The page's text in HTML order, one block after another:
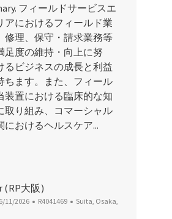
フィールドサービスエ
アにおけるフィールド業
修理、保守・請求業務等
足度の維持・向上に努
るビジネスの成長と利益
ちます。また、フィール
装置における臨床的な知
取り組み、コマーシャル
おけるヘルスケア...
Engineer（US大阪）
(RP大阪)
Date
11/2026 Job Id
R4041469 Location
Suita, Osaka,